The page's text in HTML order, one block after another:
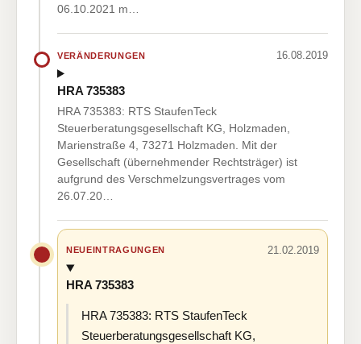
06.10.2021 m…
VERÄNDERUNGEN 16.08.2019
HRA 735383
HRA 735383: RTS StaufenTeck
Steuerberatungsgesellschaft KG, Holzmaden,
Marienstraße 4, 73271 Holzmaden. Mit der
Gesellschaft (übernehmender Rechtsträger) ist
aufgrund des Verschmelzungsvertrages vom
26.07.20…
NEUEINTRAGUNGEN 21.02.2019
HRA 735383
HRA 735383: RTS StaufenTeck
Steuerberatungsgesellschaft KG,